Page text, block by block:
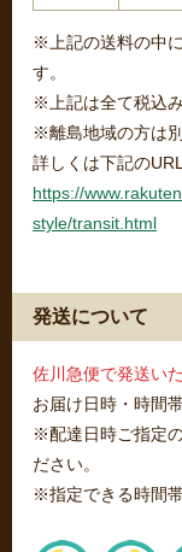
※上記の送料の中
す。
※上記は全て税込み
※離島地域の方は
詳しくは下記の
https://
style/transit.html
発送について
佐川急便で発送いた
お届け日時・時間
※配達日時ご指定
ださい。
※指定できる時間